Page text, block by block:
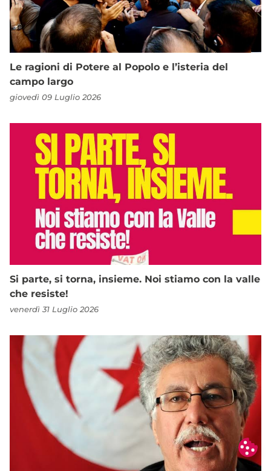
Le ragioni di Potere al Popolo e l’isteria del
campo largo
giovedì 09 Luglio 2026
Si parte, si torna, insieme. Noi stiamo con la valle
che resiste!
venerdì 31 Luglio 2026